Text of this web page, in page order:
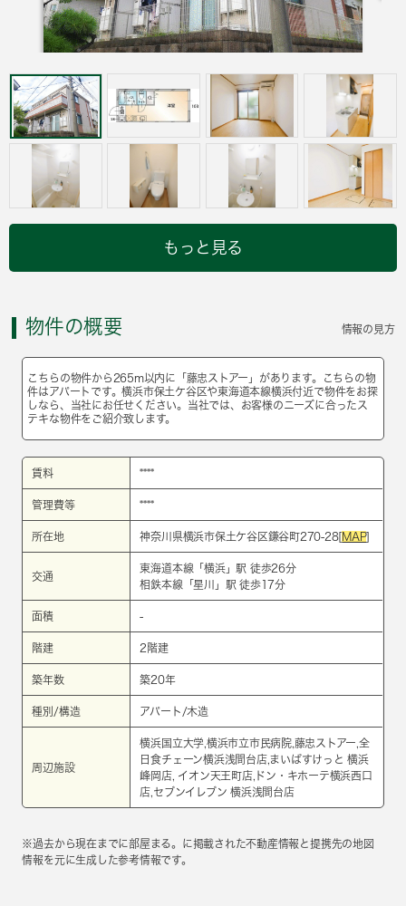
もっと見る
物件の概要 情報の見方
こちらの物件から265m以内に「藤忠ストアー」があります。こちらの物
件はアパートです。横浜市保土ケ谷区や東海道本線横浜付近で物件をお探
しなら、当社にお任せください。当社では、お客様のニーズに合ったス
テキな物件をご紹介致します。
賃料 ****
管理費等 ****
所在地 神奈川県横浜市保土ケ谷区鎌谷町270-28[ MAP]
交通
東海道本線 「横浜」駅 徒歩26分
相鉄本線 「星川 」駅 徒歩17分
面積 -
階建 2階建
築年数 築20年
種別/構造 アパート/木造
周辺施設
横浜国立大学,横浜市立市民病院,藤忠ストアー,全
日食チェーン横浜浅間台店,まいばすけっと 横浜
峰岡店, イオン天王町店,ドン・キホーテ横浜西口
店,セブンイレブン 横浜浅間台店
※過去から現在までに部屋まる。に掲載された不動産情報と提携先の地図
情報を元に生成した参考情報です。